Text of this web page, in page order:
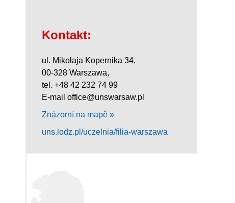
Kontakt:
ul. Mikołaja Kopernika 34,
00-328 Warszawa,
tel. +48 42 232 74 99
E-mail office@unswarsaw.pl
Znázorní na mapě »
uns.lodz.pl/uczelnia/filia-warszawa